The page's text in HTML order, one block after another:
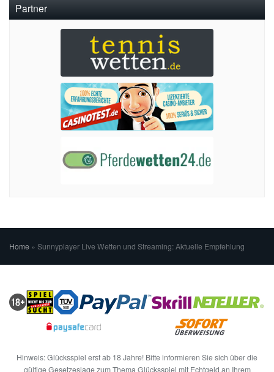
Partner
Home » Sunnyplayer Live Wetten und Streaming: Aktuelle Empfehlung
Hinweis: Glücksspiel erst ab 18 Jahre! Bitte informieren Sie sich über die
gültige Gesetzeslage zum Thema Glücksspiel mit Echtgeld an Ihrem